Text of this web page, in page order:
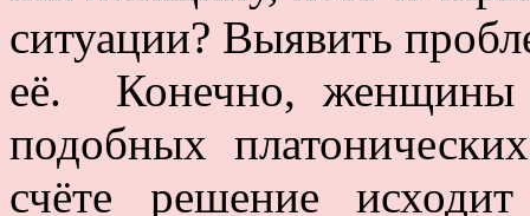
ситуации? Выявить
её. Конечно, женщины
подобных
счёте решение